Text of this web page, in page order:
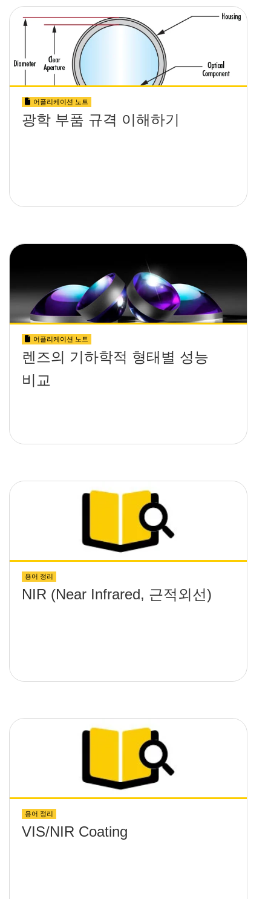
어플리케이션 노트
광학 부품 규격 이해하기
어플리케이션 노트
렌즈의 기하학적 형태별 성능
비교
용어 정리
NIR (Near Infrared, 근적외선)
용어 정리
VIS/NIR Coating